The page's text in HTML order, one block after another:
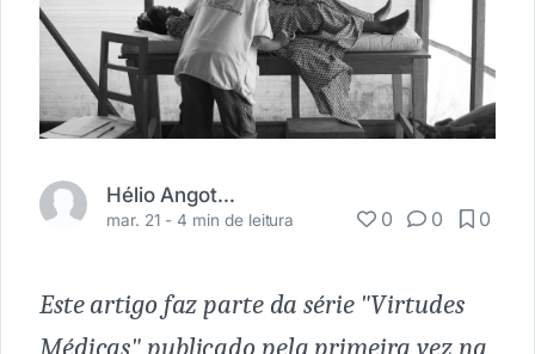
Hélio Angotti Neto
mar. 21 -4 min de leitura 0 0 0
Este artigo faz parte da série "Virtudes